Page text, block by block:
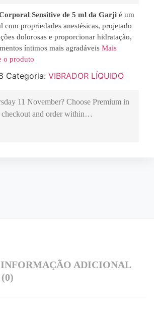
Sensitive de 5 ml da Garji é um
com propriedades anestésicas, projetado
dolorosas e proporcionar hidratação,
íntimos mais agradáveis Mais
o produto
Categoria: VIBRADOR LÍQUIDO
11 November? Choose Premiumin
checkout and order within…
INFORMAÇÃO ADICIONAL